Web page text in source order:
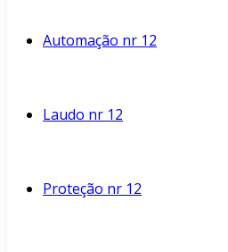
Automação nr 12
Laudo nr 12
Proteção nr 12